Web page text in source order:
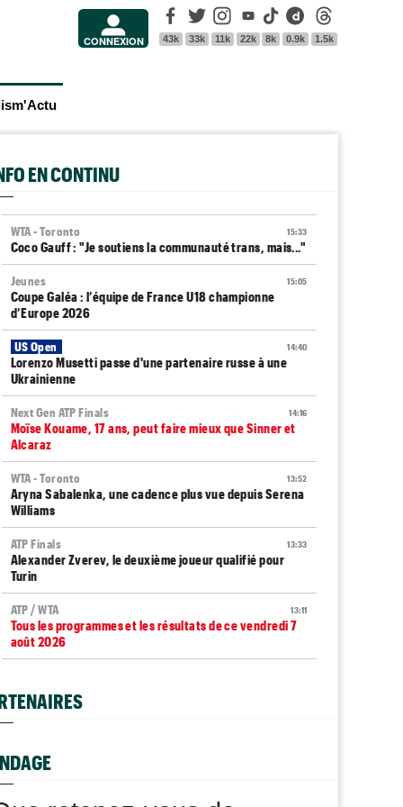
CONNEXION
Facebook
43k
Twitter
33k
Instagram
11k
Youtube
22k
Tik Tok
8k
Dailymotion
0.9k 1.5k
EN CONTINU
15:33
WTA - Toronto
Coco Gauff : "Je soutiens la communauté trans, mais..."
15:05
Jeunes
Coupe Galéa : l’équipe de France U18 championne
d’Europe 2026
14:40
US Open
Lorenzo Musetti passe d'une partenaire russe à une
Ukrainienne
14:16
Next Gen ATP Finals
Moïse Kouame, 17 ans, peut faire mieux que Sinner et
Alcaraz
13:52
WTA - Toronto
Aryna Sabalenka, une cadence plus vue depuis Serena
Williams
13:33
ATP Finals
Alexander Zverev, le deuxième joueur qualifié pour
Turin
13:11
ATP / WTA
Tous les programmes et les résultats de ce vendredi 7
août 2026
mondiale
Rybakina, Andreeva, Osaka, Gauff : horaires et
diffusion TV